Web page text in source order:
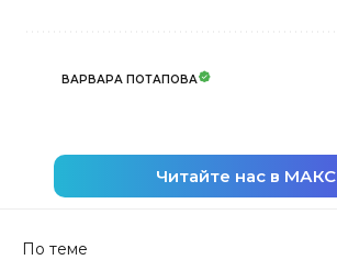
ВАРВАРА ПОТАПОВА
Читайте нас в МАКС
По теме